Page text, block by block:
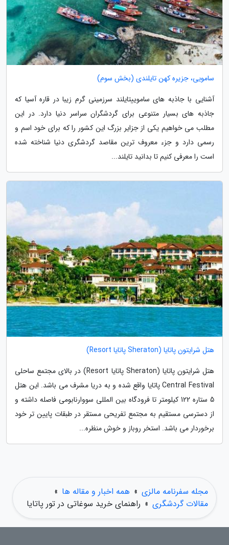
سامویی، جزیره کهن تایلندی (بخش سوم)
آشنایی با جاذبه های ساموییتایلند سرزمینی گرم زیبا در قاره آسیا که
جاذبه های بسیار متنوعی برای گردشگران سراسر دنیا دارد. در این
مطلب می خواهیم یکی از جزایر بزرگ این کشور را که برای خود اسم و
رسمی دارد و جزء معروف ترین مقاصد گردشگری دنیا شناخته شده
است را معرفی کنیم تا بدانید تایلند...
هتل شرایتون پاتایا (Sheraton پاتایا Resort)
هتل شرایتون پاتایا (Sheraton پاتایا Resort) در بالای مجتمع ساحلی
Central Festival پاتایا واقع شده و به دریا مشرف می باشد. این هتل
5 ستاره 122 کیلومتر تا فرودگاه بین المللی سووارنابومی فاصله داشته و
از دسترسی مستقیم به مجتمع تفریحی مستقر در طبقات پایین تر خود
برخوردار می باشد. استخر روباز و خوش منظره...
مجله سفرنامه مالزی » همه اخبار و مقاله ها »
مقالات گردشگری » راهنمای خرید سوغاتی در تور پاتایا